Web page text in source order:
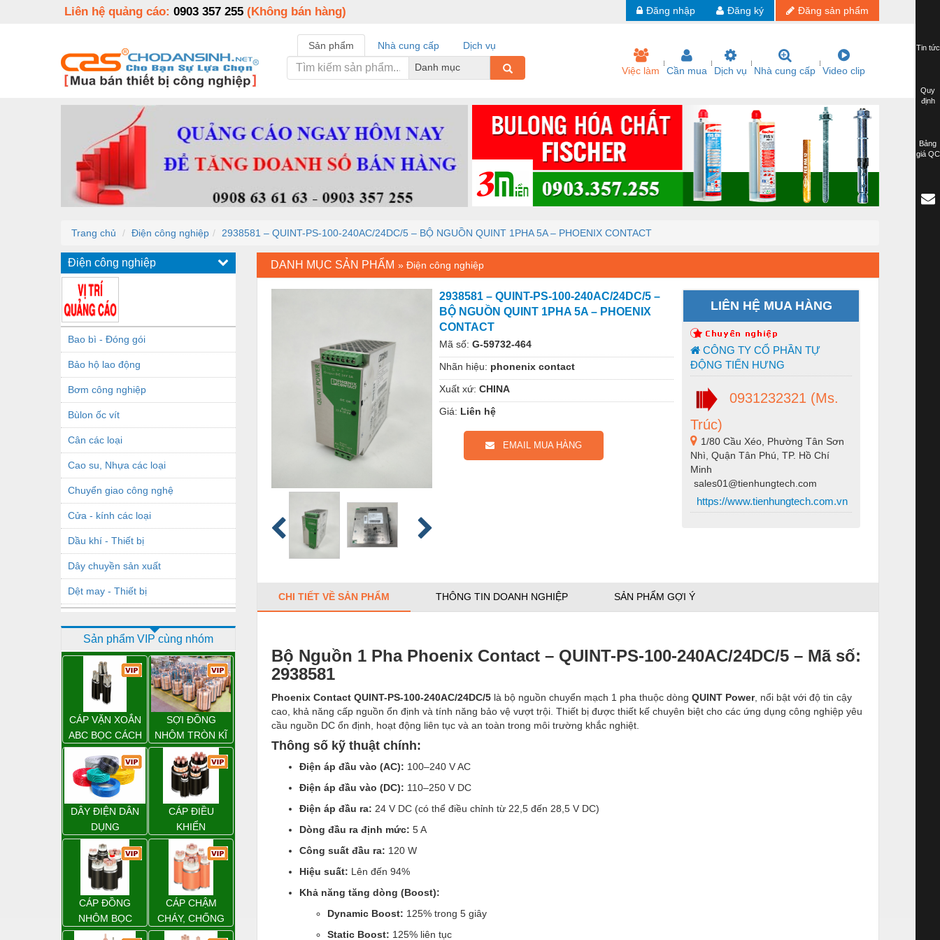
Liên hệ quảng cáo: 0903 357 255 (Không bán hàng) Đăng sản phẩm
Đăng ký
Đăng nhập
Sản phẩm Nhà cung cấp
Dịch vụ
Danh mục
Việc làm Cần mua Dịch vụ Nhà cung cấp Video clip
Trang chủ Điện công nghiệp 2938581 – QUINT-PS-100-240AC/24DC/5 – BỘ NGUỒN QUINT 1PHA 5A – PHOENIX CONTACT
Điện công nghiệp
Bao bì - Đóng gói
Bảo hộ lao động
Bơm công nghiệp
Bùlon ốc vít
Cân các loại
Cao su, Nhựa các loại
Chuyển giao công nghệ
Cửa - kính các loại
Dầu khí - Thiết bị
Dây chuyền sản xuất
Dệt may - Thiết bị
Dịch vụ - Thi công
Điện công nghiệp
Điện gia dụng
Điện Lạnh
Đóng tàu Thiết bị
Đúc chính xác Thiết bị
Dụng cụ cầm tay
Dụng cụ cắt gọt
Dụng cụ điện
Dụng cụ đo
Gỗ - Trang thiết bị
Hàn cắt - Thiết bị
Sản phẩm VIP cùng nhóm
CÁP VẶN XOẮN
ABC BỌC CÁCH
ĐIỆN XLPE
SỢI ĐỒNG
NHÔM TRÒN KĨ
THUẬT ĐIỆN
DÂY ĐIỆN DÂN
DỤNG
CÁP ĐIỀU
KHIỂN
CÁP ĐỒNG
NHÔM BỌC
CÁP CHẬM
CHÁY, CHỐNG
CHÁY
DANH MỤC SẢN PHẨM » Điện công nghiệp
2938581 – QUINT-PS-100-240AC/24DC/5 –
BỘ NGUỒN QUINT 1PHA 5A – PHOENIX
CONTACT
Mã số: G-59732-464
Nhãn hiệu: phonenix contact
Xuất xứ: CHINA
Giá: Liên hệ
EMAIL MUA HÀNG
LIÊN HỆ MUA HÀNG
CÔNG TY CỔ PHẦN TỰ
ĐỘNG TIẾN HƯNG
0931232321 (Ms.
Trúc)
1/80 Cầu Xéo, Phường Tân Sơn
Nhì, Quận Tân Phú, TP. Hồ Chí
Minh
sales01@tienhungtech.com
https://www.tienhungtech.com.vn
CHI TIẾT VỀ SẢN PHẨM THÔNG TIN DOANH NGHIỆP SẢN PHẨM GỢI Ý
Bộ Nguồn 1 Pha Phoenix Contact – QUINT-PS-100-240AC/24DC/5 – Mã số:
2938581
Phoenix Contact QUINT-PS-100-240AC/24DC/5 là bộ nguồn chuyển mạch 1 pha thuộc dòng QUINT Power, nổi bật với độ tin cậy
cao, khả năng cấp nguồn ổn định và tính năng bảo vệ vượt trội. Thiết bị được thiết kế chuyên biệt cho các ứng dụng công nghiệp yêu
cầu nguồn DC ổn định, hoạt động liên tục và an toàn trong môi trường khắc nghiệt.
Thông số kỹ thuật chính:
Điện áp đầu vào (AC): 100–240 V AC
Điện áp đầu vào (DC): 110–250 V DC
Điện áp đầu ra: 24 V DC (có thể điều chỉnh từ 22,5 đến 28,5 V DC)
Dòng đầu ra định mức: 5 A
Công suất đầu ra: 120 W
Hiệu suất: Lên đến 94%
Khả năng tăng dòng (Boost):
Dynamic Boost: 125% trong 5 giây
Static Boost: 125% liên tục
Tin tức
Quy
định
Bảng
giá QC